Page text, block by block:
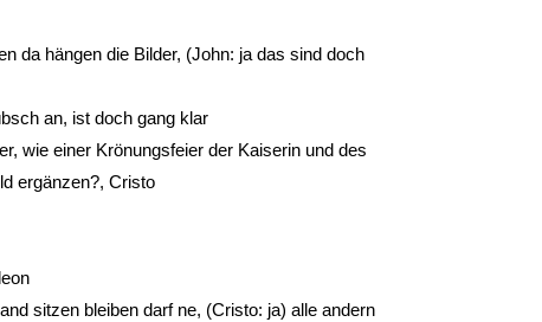
da hängen die Bilder, (John: ja das sind doch
an, ist doch gang klar
wie einer Krönungsfeier der Kaiserin und des
ergänzen?, Cristo
sitzen bleiben darf ne, (Cristo: ja) alle andern